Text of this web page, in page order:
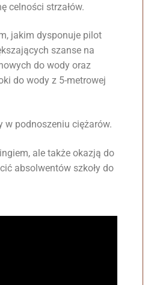
celności strzałów.
jakim dysponuje pilot
szanse na
do wody oraz
do wody z 5-metrowej
w podnoszeniu ciężarów.
ale także okazją do
absolwentów szkoły do